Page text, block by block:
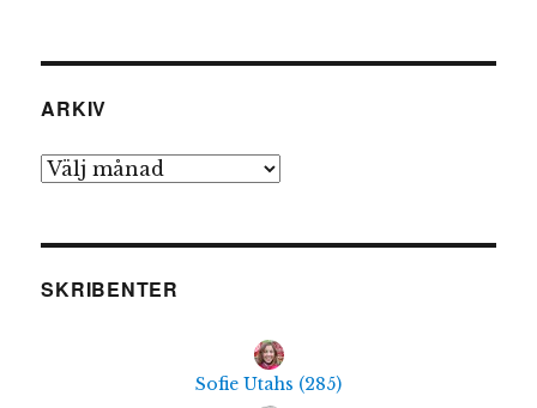
ARKIV
Arkiv
SKRIBENTER
Sofie Utahs (285)